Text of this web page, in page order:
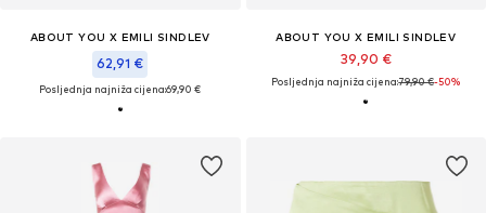
ABOUT YOU X EMILI SINDLEV
62,91 €
Posljednja najniža cijena:69,90 €
ABOUT YOU X EMILI SINDLEV
39,90 €
Posljednja najniža cijena:79,90 €-50%